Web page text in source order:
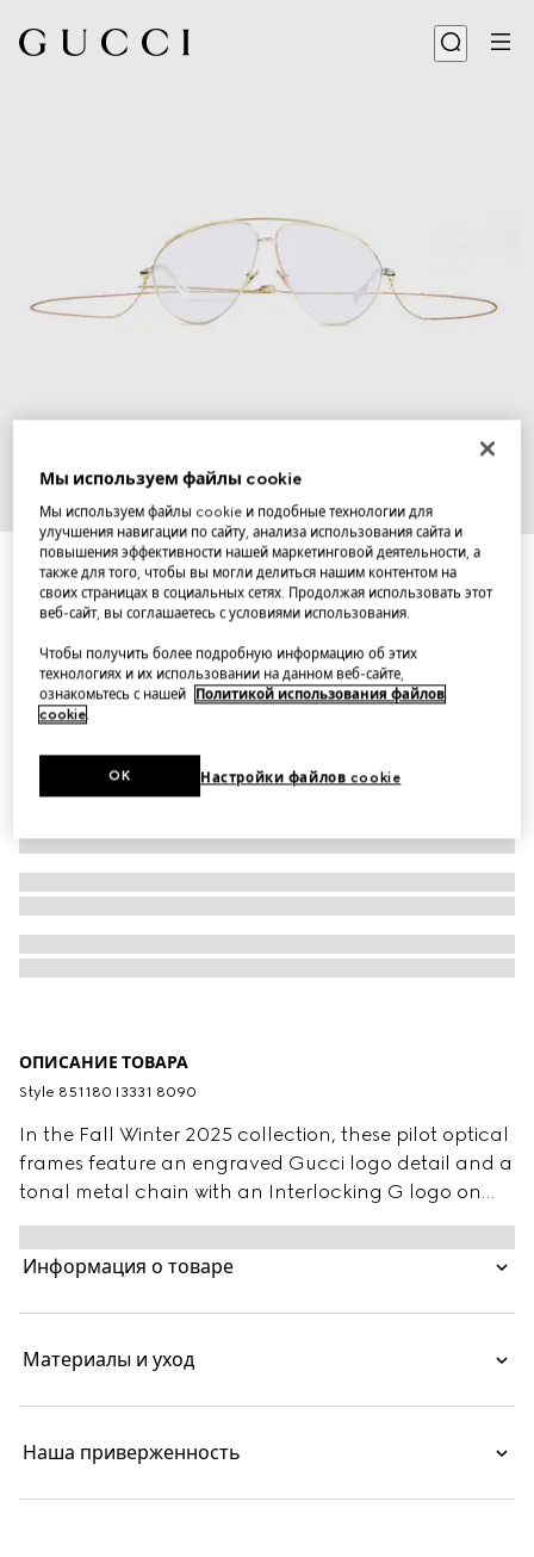
8
Aviator optical frame
ОПИСАНИЕ ТОВАРА
Style ‎851180 I3331 8090
In the Fall Winter 2025 collection, these pilot optical
frames feature an engraved Gucci logo detail and a
tonal metal chain with an Interlocking G logo on
the adjustable closure.
Информация о товаре
Материалы и уход
Наша приверженность
Мы используем файлы cookie
Мы используем файлы cookie и подобные технологии для
улучшения навигации по сайту, анализа использования сайта и
повышения эффективности нашей маркетинговой деятельности, а
также для того, чтобы вы могли делиться нашим контентом на
своих страницах в социальных сетях. Продолжая использовать этот
веб-сайт, вы соглашаетесь с условиями использования.
Чтобы получить более подробную информацию об этих
технологиях и их использовании на данном веб-сайте,
ознакомьтесь с нашей
Политикой использования файлов
cookie.
Настройки файлов cookie
OK